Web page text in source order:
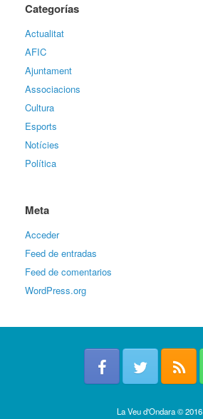
Categorías
Actualitat
AFIC
Ajuntament
Associacions
Cultura
Esports
Notícies
Política
Meta
Acceder
Feed de entradas
Feed de comentarios
WordPress.org
La Veu d'Ondara © 2016